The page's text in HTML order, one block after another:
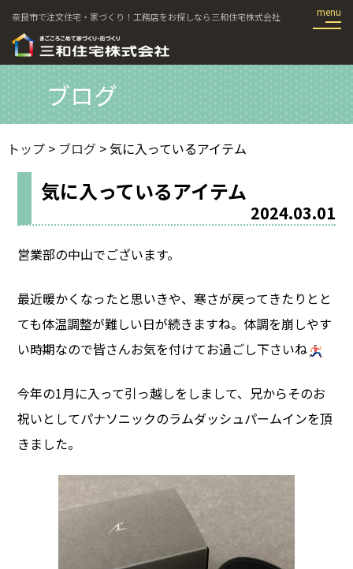
奈良市で注文住宅・家づくり！工務店をお探しなら三和住宅株式会社
ブログ
トップ> ブログ> 気に入っているアイテム
気に入っているアイテム
2024.03.01
営業部の中山でございます。
最近暖かくなったと思いきや、寒さが戻ってきたりとと
ても体温調整が難しい日が続きますね。体調を崩しやす
い時期なので皆さんお気を付けてお過ごし下さいね
今年の1月に入って引っ越しをしまして、兄からそのお
祝いとしてパナソニックのラムダッシュパームインを頂
きました。